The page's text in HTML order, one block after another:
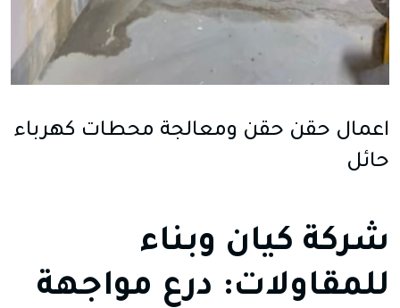
اعمال حقن حقن ومعالجة محطات كهرباء
حائل
شركة كيان وبناء
للمقاولات: درع مواجهة